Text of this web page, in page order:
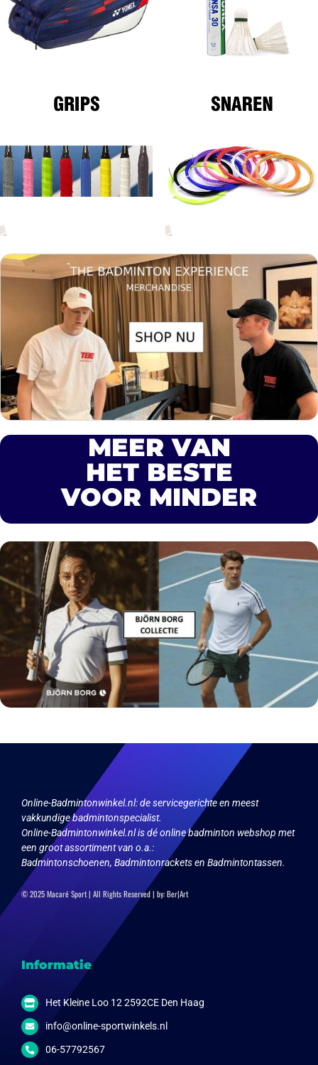
MEER VAN
HET BESTE
VOOR MINDER
Online-Badmintonwinkel.nl:de servicegerichte en meest
vakkundige badmintonspecialist.
Online-Badmintonwinkel.nl is dé online badminton webshop met
een groot assortiment van o.a.:
Badmintonschoenen, Badmintonrackets en Badmintontassen.
© 2025 Macaré Sport | All Rights Reserved | by:Ber|Art
Informatie
Het Kleine Loo 12 2592CE Den Haag
info@online-sportwinkels.nl
06-57792567